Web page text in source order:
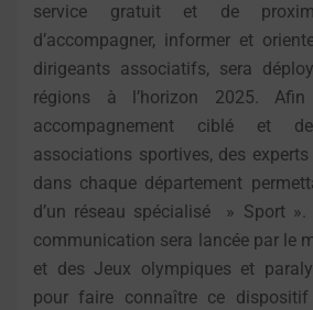
service gratuit et de
d’accompagner, informer et
dirigeants associatifs, sera
régions à l’horizon 2025.
accompagnement ciblé et
associations sportives, des
dans chaque département
d’un réseau spécialisé » Sport ».
communication sera lancée par le
et des Jeux olympiques et
pour faire connaître ce